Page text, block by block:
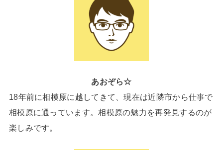
あおぞら☆
18年前に相模原に越してきて、現在は近隣市から仕事で
相模原に通っています。相模原の魅力を再発見するのが
楽しみです。